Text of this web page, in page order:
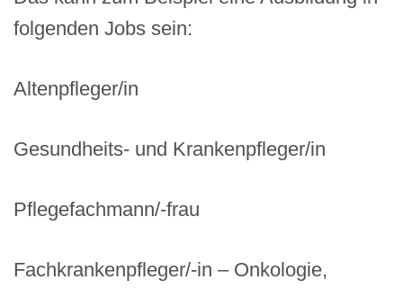
folgenden Jobs sein:
Altenpfleger/in
Gesundheits- und Krankenpfleger/in
Pflegefachmann/-frau
Fachkrankenpfleger/-in – Onkologie,